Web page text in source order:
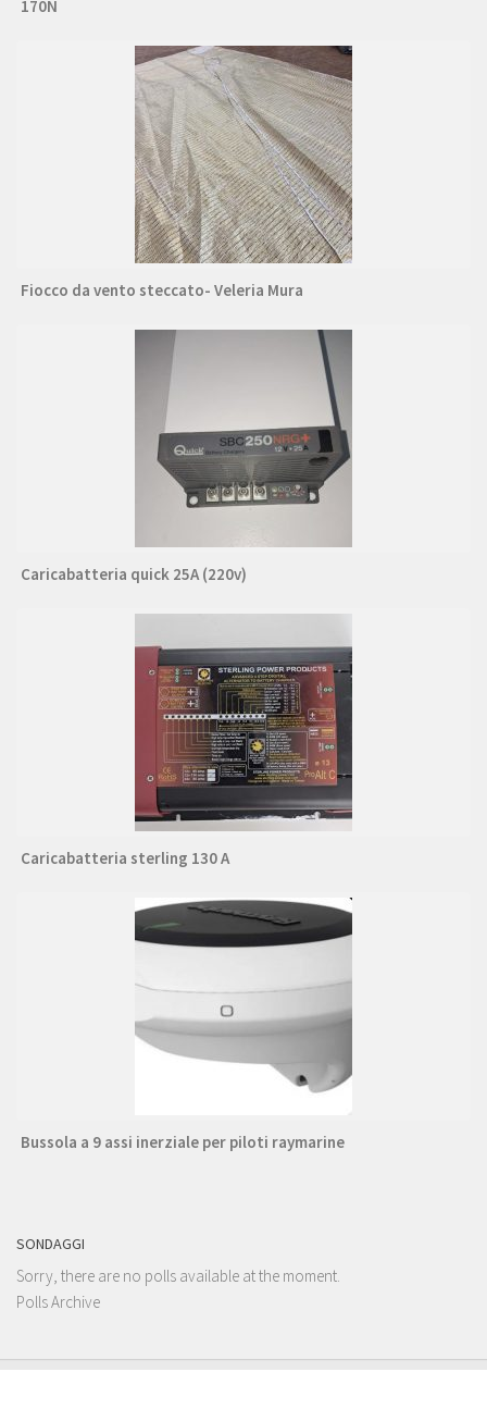
170N
Fiocco da vento steccato- Veleria Mura
Caricabatteria quick 25A (220v)
Caricabatteria sterling 130 A
Bussola a 9 assi inerziale per piloti raymarine
SONDAGGI
Sorry, there are no polls available at the moment.
Polls Archive